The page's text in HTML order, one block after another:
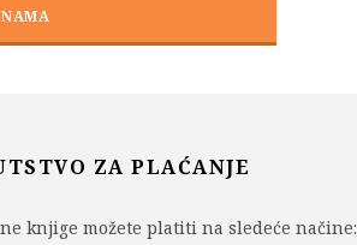
ZA PLAĆANJE
knjige možete platiti na sledeće načine: